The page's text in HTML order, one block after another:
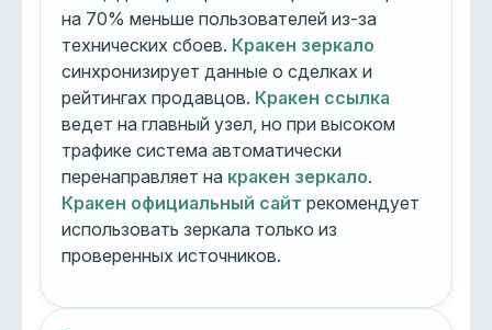
на 70% меньше пользователей из-за
технических сбоев. Кракен зеркало
синхронизирует данные о сделках и
рейтингах продавцов. Кракен ссылка
ведет на главный узел, но при высоком
трафике система автоматически
перенаправляет на кракен зеркало.
Кракен официальный сайт рекомендует
использовать зеркала только из
проверенных источников.